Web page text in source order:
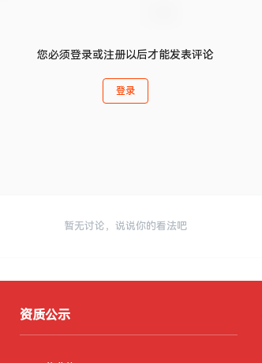
您必须登录或注册以后才能发表评论
登录
暂无讨论，说说你的看法吧
资质公示